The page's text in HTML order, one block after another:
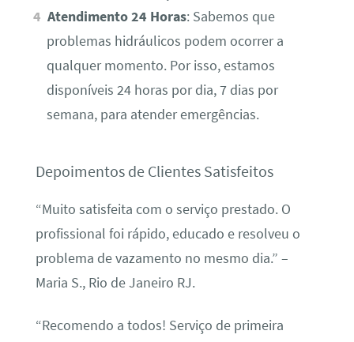
Atendimento 24 Horas: Sabemos que
problemas hidráulicos podem ocorrer a
qualquer momento. Por isso, estamos
disponíveis 24 horas por dia, 7 dias por
semana, para atender emergências.
Depoimentos de Clientes Satisfeitos
“Muito satisfeita com o serviço prestado. O
profissional foi rápido, educado e resolveu o
problema de vazamento no mesmo dia.” –
Maria S., Rio de Janeiro RJ.
“Recomendo a todos! Serviço de primeira